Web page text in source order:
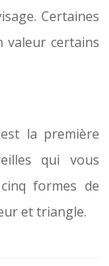
Certaines
valeur certains
la première
qui vous
formes de
et triangle.